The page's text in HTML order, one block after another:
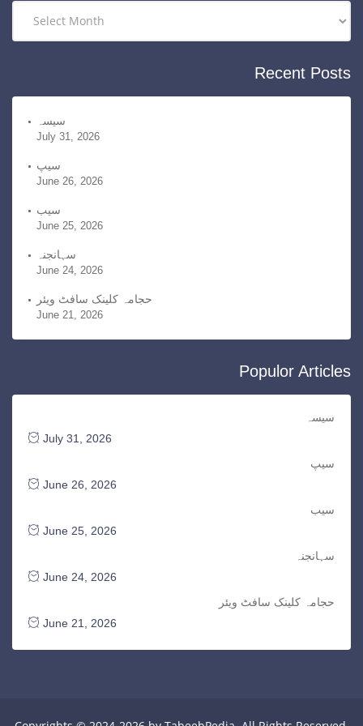
r
i
Recent Posts
سیسہ
July 31, 2026
سیپ
June 26, 2026
سیب
June 25, 2026
سہانجنہ
June 24, 2026
حجامہ کلینک سافٹ ویئر
June 21, 2026
Populor Articles
سیسہ
July 31, 2026
سیپ
June 26, 2026
سیب
June 25, 2026
سہانجنہ
June 24, 2026
حجامہ کلینک سافٹ ویئر
June 21, 2026